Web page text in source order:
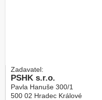
Zadavatel:
PSHK s.r.o.
Pavla Hanuše 300/1
500 02 Hradec Králové